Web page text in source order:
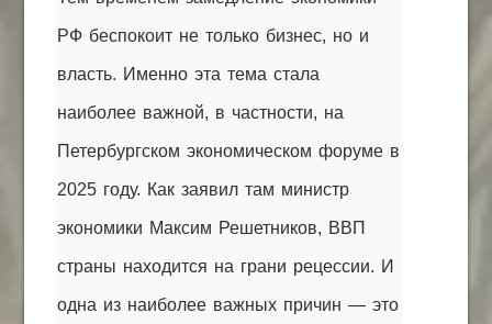
РФ беспокоит не только бизнес, но и
власть. Именно эта тема стала
наиболее важной, в частности, на
Петербургском экономическом форуме в
2025 году. Как заявил там министр
экономики Максим Решетников, ВВП
страны находится на грани рецессии. И
одна из наиболее важных причин — это